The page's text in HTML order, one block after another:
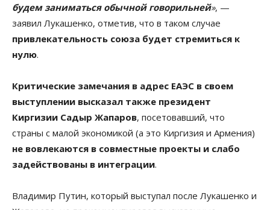
будем заниматься обычной говорильней», —
заявил Лукашенко, отметив, что в таком случае
привлекательность союза будет стремиться к
нулю.
Критические замечания в адрес ЕАЭС в своем
выступлении высказал также президент
Киргизии Садыр Жапаров, посетовавший, что
страны с малой экономикой (а это Киргизия и Армения)
не вовлекаются в совместные проекты и слабо
задействованы в интеграции.
Владимир Путин, который выступал после Лукашенко и